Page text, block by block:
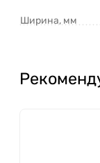
Ширина, мм